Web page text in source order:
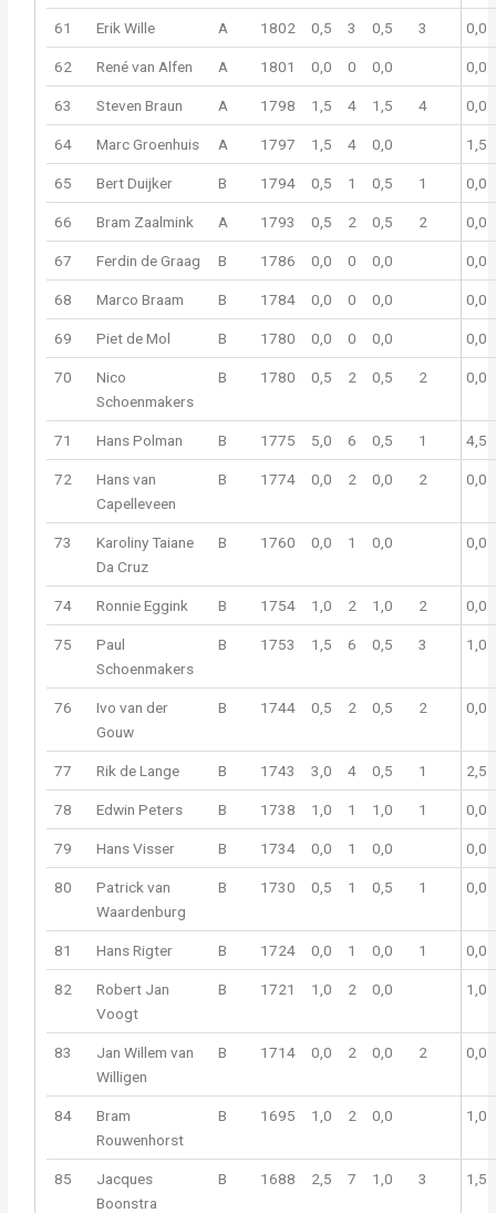
61 Erik Wille A 1802 0,5 3 0,5 3 0,0
62 René van Alfen A 1801 0,0 0 0,0 0,0
63 Steven Braun A 1798 1,5 4 1,5 4 0,0
64 Marc Groenhuis A 1797 1,5 4 0,0 1,5
65 Bert Duijker B 1794 0,5 1 0,5 1 0,0
66 Bram Zaalmink A 1793 0,5 2 0,5 2 0,0
67 Ferdin de Graag B 1786 0,0 0 0,0 0,0
68 Marco Braam B 1784 0,0 0 0,0 0,0
69 Piet de Mol B 1780 0,0 0 0,0 0,0
70
Nico
Schoenmakers
B 1780 0,5 2 0,5 2 0,0
71 Hans Polman B 1775 5,0 6 0,5 1 4,5
72
Hans van
Capelleveen
B 1774 0,0 2 0,0 2 0,0
73
Karoliny Taiane
Da Cruz
B 1760 0,0 1 0,0 0,0
74 Ronnie Eggink B 1754 1,0 2 1,0 2 0,0
75
Paul
Schoenmakers
B 1753 1,5 6 0,5 3 1,0
76
Ivo van der
Gouw
B 1744 0,5 2 0,5 2 0,0
77 Rik de Lange B 1743 3,0 4 0,5 1 2,5
78 Edwin Peters B 1738 1,0 1 1,0 1 0,0
79 Hans Visser B 1734 0,0 1 0,0 0,0
80
Patrick van
Waardenburg
B 1730 0,5 1 0,5 1 0,0
81 Hans Rigter B 1724 0,0 1 0,0 1 0,0
82
Robert Jan
Voogt
B 1721 1,0 2 0,0 1,0
83
Jan Willem van
Willigen
B 1714 0,0 2 0,0 2 0,0
84
Bram
Rouwenhorst
B 1695 1,0 2 0,0 1,0
85
Jacques
Boonstra
B 1688 2,5 7 1,0 3 1,5